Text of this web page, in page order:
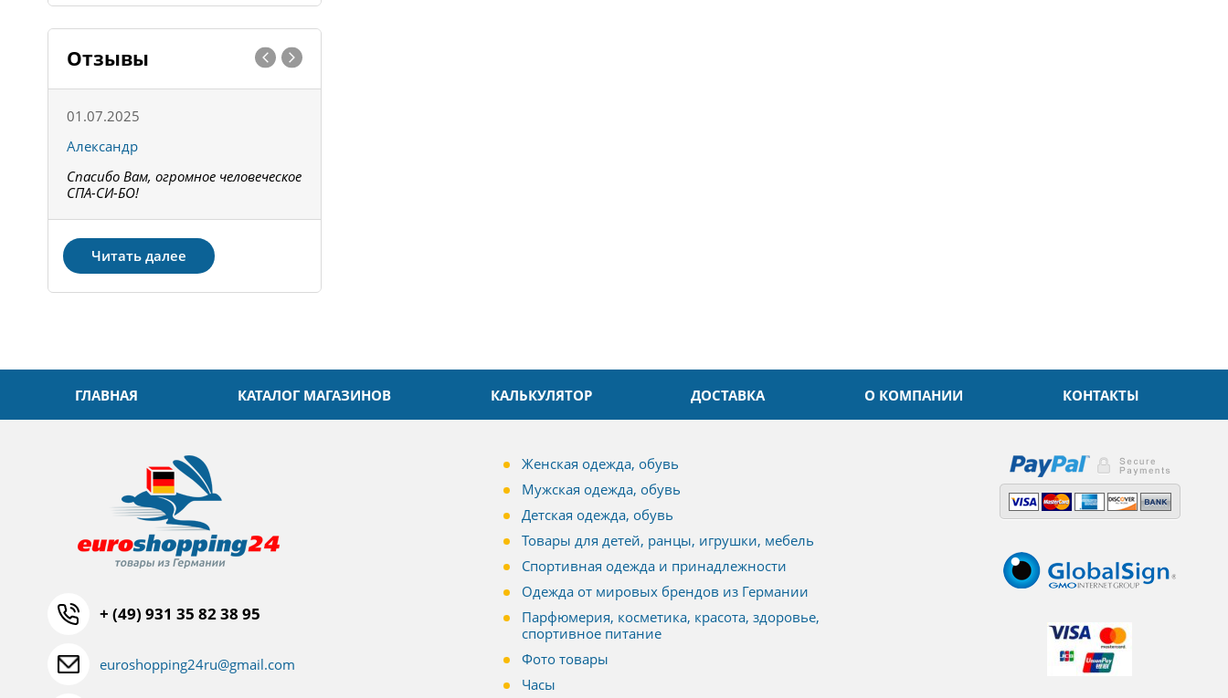
Отзывы
01.07.2025
Александр
Спасибо Вам, огромное человеческое
СПА-СИ-БО!
Читать далее
ГЛАВНАЯ КАТАЛОГ МАГАЗИНОВ КАЛЬКУЛЯТОР ДОСТАВКА О КОМПАНИИ КОНТАКТЫ
+ (49) 931 35 82 38 95
euroshopping24ru@gmail.com
Женская одежда, обувь
Мужская одежда, обувь
Детская одежда, обувь
Товары для детей, ранцы, игрушки, мебель
Спортивная одежда и принадлежности
Одежда от мировых брендов из Германии
Парфюмерия, косметика, красота, здоровье,
спортивное питание
Фото товары
Часы